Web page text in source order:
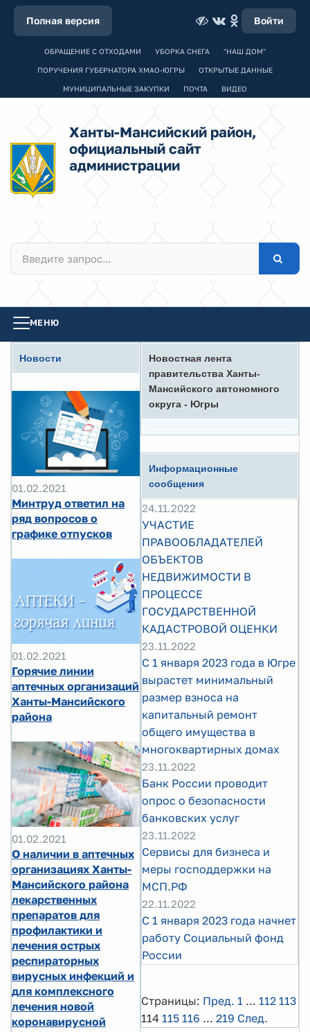
Полная версия Войти
ОБРАЩЕНИЕ С ОТХОДАМИ УБОРКА СНЕГА "НАШ ДОМ"
ПОРУЧЕНИЯ ГУБЕРНАТОРА ХМАО-ЮГРЫ ОТКРЫТЫЕ ДАННЫЕ
МУНИЦИПАЛЬНЫЕ ЗАКУПКИ ПОЧТА ВИДЕО
Ханты-Мансийский район,
официальный сайт
администрации
МЕНЮ
Новости
01.02.2021
Минтруд ответил на
ряд вопросов о
графике отпусков
01.02.2021
Горячие линии
аптечных организаций
Ханты-Мансийского
района
01.02.2021
О наличии в аптечных
организациях Ханты-
Мансийского района
лекарственных
препаратов для
профилактики и
лечения острых
респираторных
вирусных инфекций и
для комплексного
лечения новой
коронавирусной
Новостная лента
правительства Ханты-
Мансийского автономного
округа - Югры
Информационные
сообщения
24.11.2022
УЧАСТИЕ
ПРАВООБЛАДАТЕЛЕЙ
ОБЪЕКТОВ
НЕДВИЖИМОСТИ В
ПРОЦЕССЕ
ГОСУДАРСТВЕННОЙ
КАДАСТРОВОЙ ОЦЕНКИ
23.11.2022
С 1 января 2023 года в Югре
вырастет минимальный
размер взноса на
капитальный ремонт
общего имущества в
многоквартирных домах
23.11.2022
Банк России проводит
опрос о безопасности
банковских услуг
23.11.2022
Сервисы для бизнеса и
меры господдержки на
МСП.РФ
22.11.2022
С 1 января 2023 года начнет
работу Социальный фонд
России
Страницы: Пред. 1 ... 112 113
114 115 116 ... 219 След.